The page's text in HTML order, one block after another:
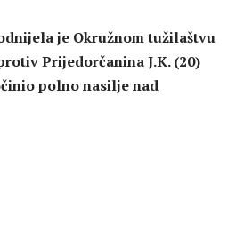
je Okružnom tužilaštvu
Prijedorčanina J.K. (20)
polno nasilje nad